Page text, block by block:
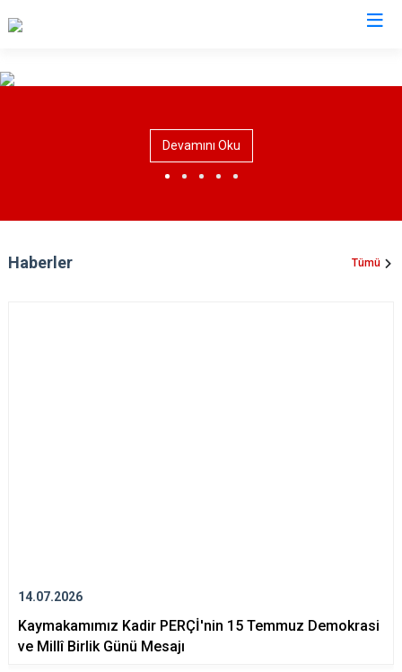
Erbaa
Niksar
Reşadiye
Yeşilyurt
Devamını Oku
Haberler Tümü
14.07.2026
Kaymakamımız Kadir PERÇİ'nin 15 Temmuz Demokrasi
ve Millî Birlik Günü Mesajı